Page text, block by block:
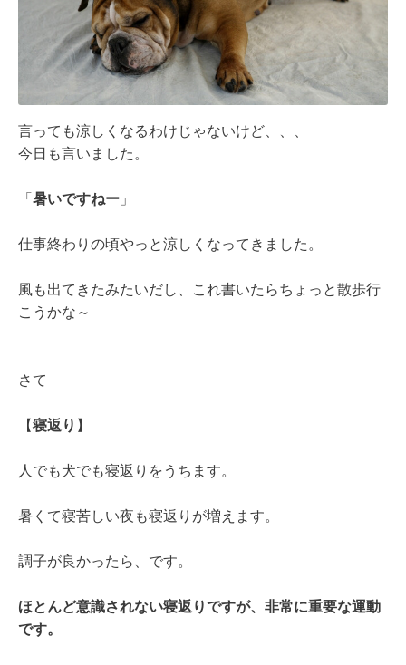
言っても涼しくなるわけじゃないけど、、、
今日も言いました。
「 暑いですねー 」
仕事終わりの頃やっと涼しくなってきました。
風も出てきたみたいだし、これ書いたらちょっと散歩行
こうかな～
さて
【寝返り 】
人 でも犬でも寝返りをうちます。
暑く て寝苦しい夜も寝返りが増えます。
調子が良かったら、です。
ほとんど意識されない寝返りですが、 非常に重要な運動
です。